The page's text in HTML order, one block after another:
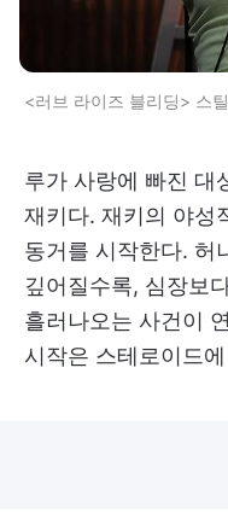
<러브 라이즈 블리딩> 스
루가 사랑에 빠진 대
재키다. 재키의 야성
동거를 시작한다. 허
깊어질수록, 심장보
흘러나오는 사건이
시작은 스테로이드